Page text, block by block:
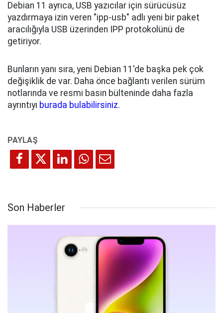
Debian 11 ayrıca, USB yazıcılar için sürücüsüz
yazdırmaya izin veren "ipp-usb" adlı yeni bir paket
aracılığıyla USB üzerinden IPP protokolünü de
getiriyor.
Bunların yanı sıra, yeni Debian 11'de başka pek çok
değişiklik de var. Daha önce bağlantı verilen sürüm
notlarında ve resmi basın bülteninde daha fazla
ayrıntıyı burada bulabilirsiniz.
Son Haberler